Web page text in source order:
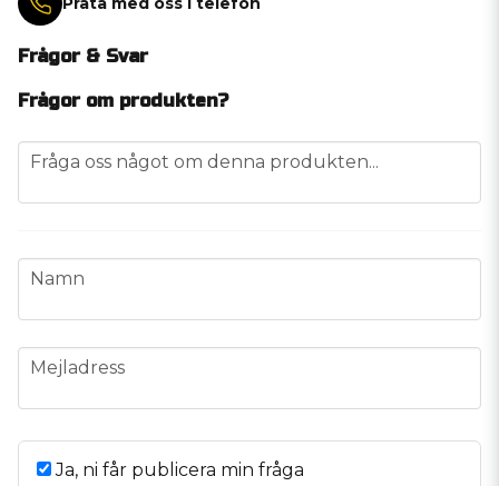
Frågor & Svar
Frågor om produkten?
question
Fråga oss något om denna produkten...
name
Namn
email
Mejladress
Ja, ni får publicera min fråga